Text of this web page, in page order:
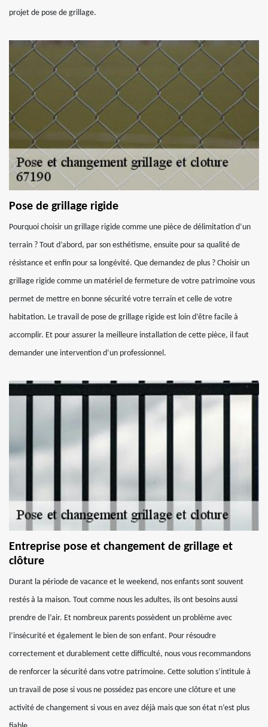
projet de pose de grillage.
Pose de grillage rigide
Pourquoi choisir un grillage rigide comme une pièce de délimitation d’un
terrain ? Tout d’abord, par son esthétisme, ensuite pour sa qualité de
résistance et enfin pour sa longévité. Que demandez de plus ? Choisir un
grillage rigide comme un matériel de fermeture de votre patrimoine vous
permet de mettre en bonne sécurité votre terrain et celle de votre
habitation. Le travail de pose de grillage rigide est loin d’être facile à
accomplir. Et pour assurer la meilleure installation de cette pièce, il faut
demander une intervention d’un professionnel.
Entreprise pose et changement de grillage et
clôture
Durant la période de vacance et le weekend, nos enfants sont souvent
restés à la maison. Tout comme nous les adultes, ils ont besoins aussi
prendre de l’air. Et nombreux parents possèdent un problème avec
l’insécurité et également le bien de son enfant. Pour résoudre
correctement et durablement cette difficulté, nous vous recommandons
de renforcer la sécurité dans votre patrimoine. Cette solution s’intitule à
un travail de pose si vous ne possédez pas encore une clôture et une
activité de changement si vous en avez déjà mais que son état n’est plus